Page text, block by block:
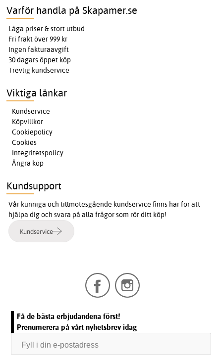
Varför handla på Skapamer.se
Låga priser & stort utbud
Fri frakt över 999 kr
Ingen fakturaavgift
30 dagars öppet köp
Trevlig kundservice
Viktiga länkar
Kundservice
Köpvillkor
Cookiepolicy
Cookies
Integritetspolicy
Ångra köp
Kundsupport
Vår kunniga och tillmötesgående kundservice finns här för att
hjälpa dig och svara på alla frågor som rör ditt köp!
Kundservice
Få de bästa erbjudandena först!
Prenumerera på vårt nyhetsbrev idag